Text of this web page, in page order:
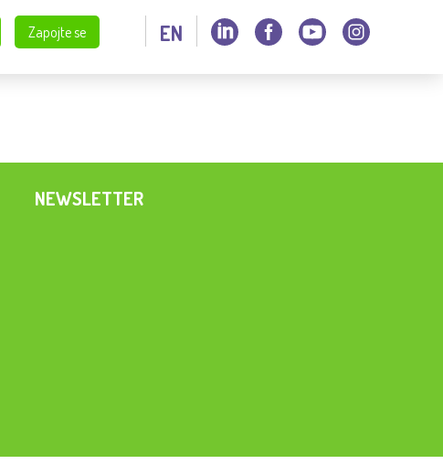
EN
Zapojte se
NEWSLETTER